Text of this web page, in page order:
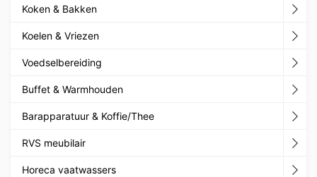
Koken & Bakken
Koelen & Vriezen
Voedselbereiding
Buffet & Warmhouden
Barapparatuur & Koffie/Thee
RVS meubilair
Horeca vaatwassers